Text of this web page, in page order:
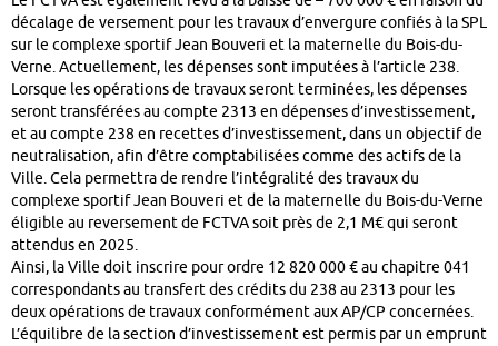
décalage de versement pour les travaux d’envergure confiés à la SPL
sur le complexe sportif Jean Bouveri et la maternelle du Bois-du-
Verne. Actuellement, les dépenses sont imputées à l’article 238.
Lorsque les opérations de travaux seront terminées, les dépenses
seront transférées au compte 2313 en dépenses d’investissement,
et au compte 238 en recettes d’investissement, dans un objectif de
neutralisation, afin d’être comptabilisées comme des actifs de la
Ville. Cela permettra de rendre l’intégralité des travaux du
complexe sportif Jean Bouveri et de la maternelle du Bois-du-Verne
éligible au reversement de FCTVA soit près de 2,1 M€ qui seront
attendus en 2025.
Ainsi, la Ville doit inscrire pour ordre 12 820 000 € au chapitre 041
correspondants au transfert des crédits du 238 au 2313 pour les
deux opérations de travaux conformément aux AP/CP concernées.
L’équilibre de la section d’investissement est permis par un emprunt